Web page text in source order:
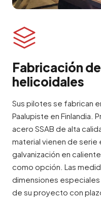
Fabricación
helicoidales
Sus pilotes se fabrican
Paalupiste en Finlandia.
acero SSAB de alta
material vienen de serie
galvanización en
como opción. Las
dimensiones
de su proyecto con